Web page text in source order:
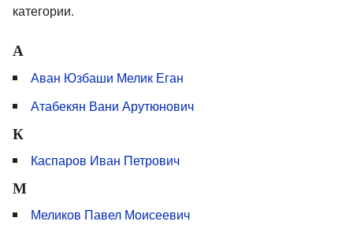
категории.
А
Аван Юзбаши Мелик Еган
Атабекян Вани Арутюнович
К
Каспаров Иван Петрович
М
Меликов Павел Моисеевич